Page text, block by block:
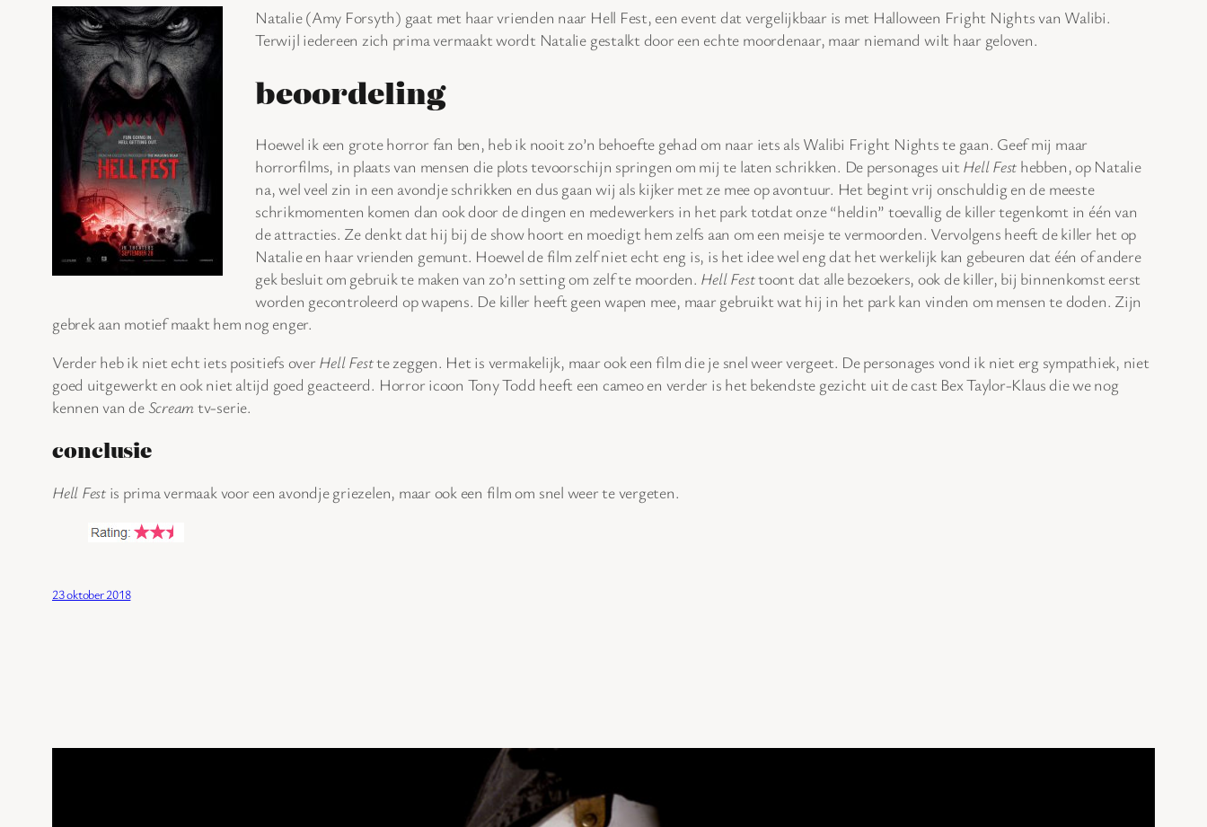
Natalie (Amy Forsyth) gaat met haar vrienden naar Hell Fest, een event dat vergelijkbaar is met Halloween Fright Nights van Walibi.
Terwijl iedereen zich prima vermaakt wordt Natalie gestalkt door een echte moordenaar, maar niemand wilt haar geloven.
beoordeling
Hoewel ik een grote horror fan ben, heb ik nooit zo’n behoefte gehad om naar iets als Walibi Fright Nights te gaan. Geef mij maar
horrorfilms, in plaats van mensen die plots tevoorschijn springen om mij te laten schrikken. De personages uit Hell Fest hebben, op Natalie
na, wel veel zin in een avondje schrikken en dus gaan wij als kijker met ze mee op avontuur. Het begint vrij onschuldig en de meeste
schrikmomenten komen dan ook door de dingen en medewerkers in het park totdat onze “heldin” toevallig de killer tegenkomt in één van
de attracties. Ze denkt dat hij bij de show hoort en moedigt hem zelfs aan om een meisje te vermoorden. Vervolgens heeft de killer het op
Natalie en haar vrienden gemunt. Hoewel de film zelf niet echt eng is, is het idee wel eng dat het werkelijk kan gebeuren dat één of andere
gek besluit om gebruik te maken van zo’n setting om zelf te moorden. Hell Festtoont dat alle bezoekers, ook de killer, bij binnenkomst eerst
worden gecontroleerd op wapens. De killer heeft geen wapen mee, maar gebruikt wat hij in het park kan vinden om mensen te doden. Zijn
gebrek aan motief maakt hem nog enger.
Verder heb ik niet echt iets positiefs over Hell Festte zeggen. Het is vermakelijk, maar ook een film die je snel weer vergeet. De personages vond ik niet erg sympathiek, niet
goed uitgewerkt en ook niet altijd goed geacteerd. Horror icoon Tony Todd heeft een cameo en verder is het bekendste gezicht uit de cast Bex Taylor-Klaus die we nog
kennen van deScreamtv-serie.
conclusie
Hell Festis prima vermaak voor een avondje griezelen, maar ook een film om snel weer te vergeten.
23 oktober 2018